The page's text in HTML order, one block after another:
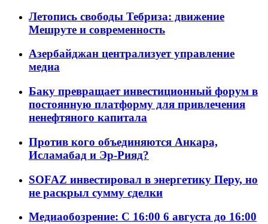
Летопись свободы Тебриза: движение
Мешруте и современность
Азербайджан централизует управление
медиа
Баку превращает инвестиционный форум в
постоянную платформу для привлечения
ненефтяного капитала
Против кого объединяются Анкара,
Исламабад и Эр-Рияд?
SOFAZ инвестировал в энергетику Перу, но
не раскрыл сумму сделки
Медиаобозрение: С 16:00 6 августа до 16:00